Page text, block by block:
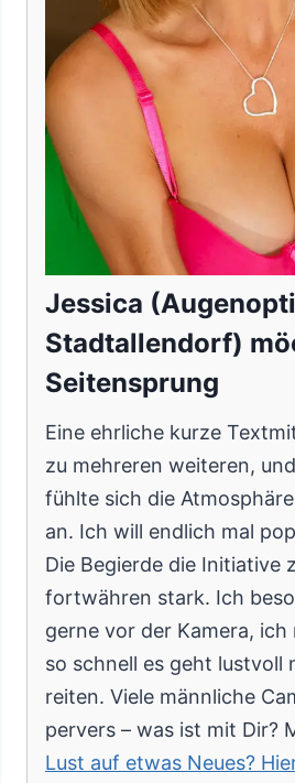
Jessica
Stadtallendorf)
Seitensprung
Eine ehrliche kurze
zu mehreren weiteren,
fühlte sich die
an. Ich will endlich mal
Die Begierde die Initiative
fortwähren stark. Ich
gerne vor der Kamera,
so schnell es geht lustvoll
reiten. Viele männliche
pervers – was ist mit Dir?
Lust auf etwas Neues?